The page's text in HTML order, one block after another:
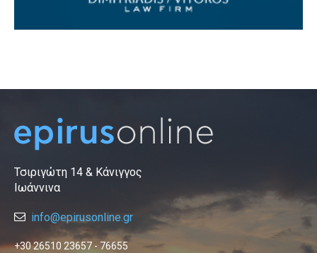
Τσιριγώτη 14 & Κάνιγγος
Ιωάννινα
info@epirusonline.gr
+30 26510 23657 - 76655